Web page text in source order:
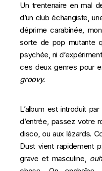
Un trentenaire en mal
d’un club échangiste,
déprime carabinée,
sorte de pop mutante
psychée, ni
ces deux genres pour
groovy.
L’album est introduit par
d’entrée, passez votre
disco, ou aux lézards.
Dust vient rapidement
grave et masculine,